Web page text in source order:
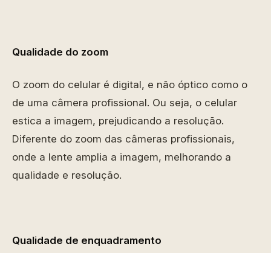
Qualidade do zoom
O zoom do celular é digital, e não óptico como o
de uma câmera profissional. Ou seja, o celular
estica a imagem, prejudicando a resolução.
Diferente do zoom das câmeras profissionais,
onde a lente amplia a imagem, melhorando a
qualidade e resolução.
Qualidade de enquadramento